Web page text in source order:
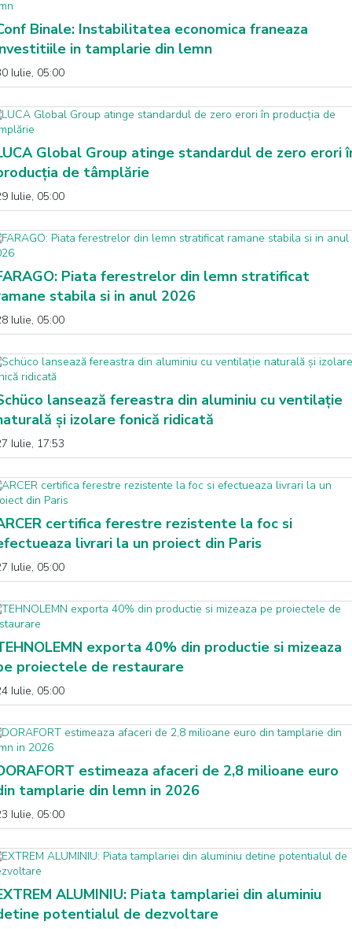
Binale: Instabilitatea economica franeaza
in tamplarie din lemn
Iulie, 05:00
Global Group atinge standardul de zero erori
de tâmplărie
Iulie, 05:00
Piata ferestrelor din lemn stratificat
stabila si in anul 2026
Iulie, 05:00
lansează fereastra din aluminiu cu ventilație
și izolare fonică ridicată
Iulie, 17:53
certifica ferestre rezistente la foc si
livrari la un proiect din Paris
Iulie, 05:00
exporta 40% din productie si mizeaza
proiectele de restaurare
Iulie, 05:00
estimeaza afaceri de 2,8 milioane euro
tamplarie din lemn in 2026
Iulie, 05:00
ALUMINIU: Piata tamplariei din aluminiu
potentialul de dezvoltare